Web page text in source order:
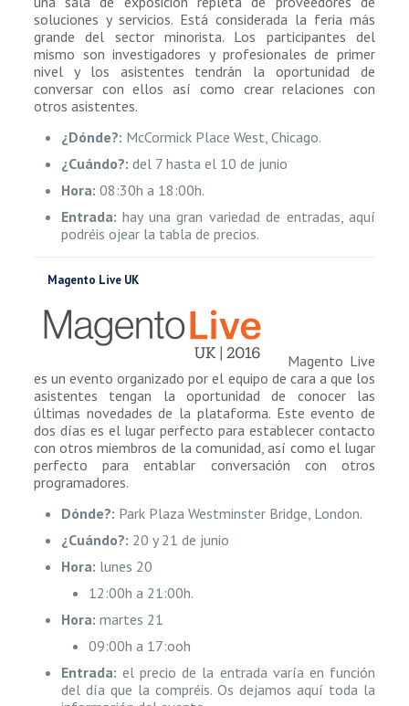
soluciones y servicios. Está considerada la feria más
grande del sector minorista. Los participantes del
mismo son investigadores y profesionales de primer
nivel y los asistentes tendrán la oportunidad de
conversar con ellos así como crear relaciones con
otros asistentes.
¿Dónde?: McCormick Place West, Chicago.
¿Cuándo?: del 7 hasta el 10 de junio
Hora: 08:30h a 18:00h.
Entrada: hay una gran variedad de entradas, aquí
podréis ojear la tabla de precios.
Magento Live UK
Magento Live
es un evento organizado por el equipo de cara a que los
asistentes tengan la oportunidad de conocer las
últimas novedades de la plataforma. Este evento de
dos días es el lugar perfecto para establecer contacto
con otros miembros de la comunidad, así como el lugar
perfecto para entablar conversación con otros
programadores.
Dónde?: Park Plaza Westminster Bridge, London.
¿Cuándo?: 20 y 21 de junio
Hora: lunes 20
12:00h a 21:00h.
Hora: martes 21
09:00h a 17:ooh
Entrada: el precio de la entrada varía en función
del día que la compréis. Os dejamos aquí toda la